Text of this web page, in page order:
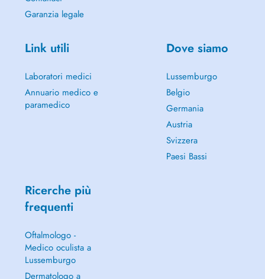
Garanzia legale
Link utili
Laboratori medici
Annuario medico e
paramedico
Dove siamo
Lussemburgo
Belgio
Germania
Austria
Svizzera
Paesi Bassi
Ricerche più
frequenti
Oftalmologo -
Medico oculista a
Lussemburgo
Dermatologo a